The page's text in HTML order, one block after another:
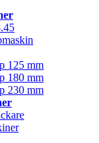
125 mm
180 mm
230 mm